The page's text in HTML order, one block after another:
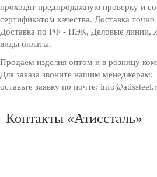
проходят предпродажную проверку и
сертификатом качества. Доставка
Доставка по РФ - ПЭК, Деловые линии,
виды оплаты.
Продаем изделия оптом и в розницу
Для заказа звоните нашим
оставьте заявку по почте:
Контакты «Атиссталь»